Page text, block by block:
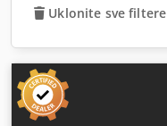
Uklonite sve filtere